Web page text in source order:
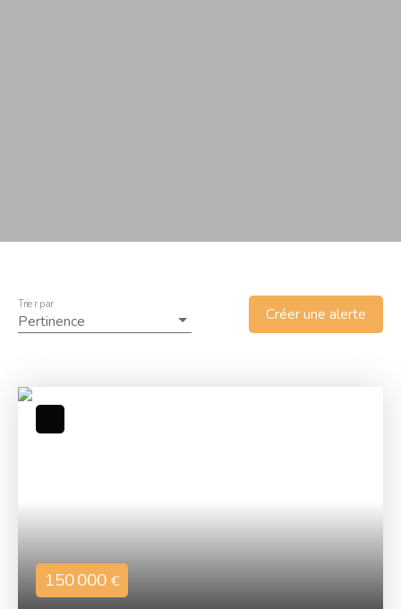
Pertinence
Trier par
Créer une alerte
150 000 €